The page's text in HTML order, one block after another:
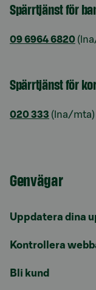
Spärrtjänst för
09 6964 6820
Spärrtjänst för
020 333 (lna/mta)
Genvägar
Uppdatera dina
Kontrollera
Bli kund